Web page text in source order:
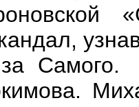
Самого.